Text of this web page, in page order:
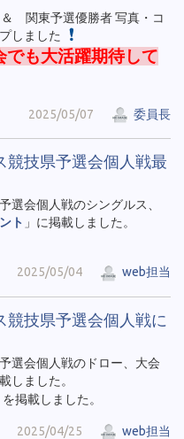
関東予選優勝者 写真・コ
しました
も大活躍期待して
2025/05/07 委員長
競技県予選会個人戦最
選会個人戦のシングルス、
ト 」に掲載しました。
2025/05/04 web担当
競技県予選会個人戦に
選会個人戦のドロー、大会
しました。
掲載しました。
2025/04/25 web担当